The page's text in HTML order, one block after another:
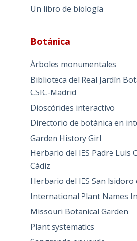
Un libro de biología
Botánica
Árboles monumentales
Biblioteca del Real Jardín
CSIC-Madrid
Dioscórides interactivo
Directorio de botánica en
Garden History Girl
Herbario del IES Padre Luis
Cádiz
Herbario del IES San Isidoro
International Plant Names
Missouri Botanical Garden
Plant systematics